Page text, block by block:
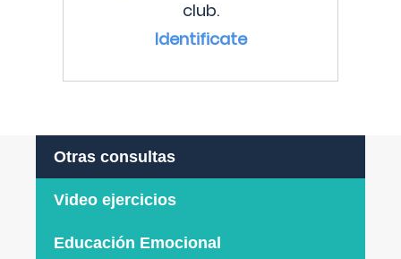
club.
Identificate
Otras consultas
Video ejercicios
Educación Emocional